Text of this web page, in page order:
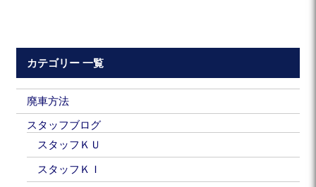
カテゴリー 一覧
廃車方法
スタッフブログ
スタッフＫＵ
スタッフＫＩ